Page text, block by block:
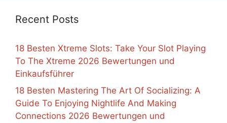
Recent Posts
18 Besten Xtreme Slots: Take Your Slot Playing
To The Xtreme 2026 Bewertungen und
Einkaufsführer
18 Besten Mastering The Art Of Socializing: A
Guide To Enjoying Nightlife And Making
Connections 2026 Bewertungen und